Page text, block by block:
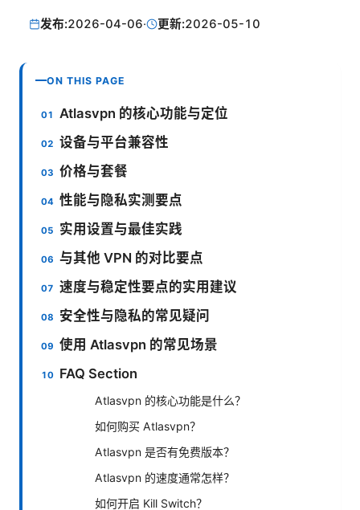
发布:2026-04-06· 更新:2026-05-10
ON THIS PAGE
Atlasvpn 的核心功能与定位
设备与平台兼容性
价格与套餐
性能与隐私实测要点
实用设置与最佳实践
与其他 VPN 的对比要点
速度与稳定性要点的实用建议
安全性与隐私的常见疑问
使用 Atlasvpn 的常见场景
FAQ Section
Atlasvpn 的核心功能是什么？
如何购买 Atlasvpn？
Atlasvpn 是否有免费版本？
Atlasvpn 的速度通常怎样？
如何开启 Kill Switch？